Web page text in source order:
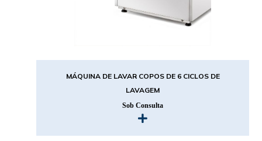
MÁQUINA DE LAVAR COPOS DE 6 CICLOS DE
LAVAGEM
Sob Consulta